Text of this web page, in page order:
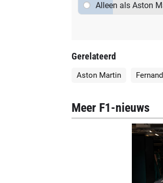
Alleen als Aston
Gerelateerd
Aston Martin
Meer F1-nieuws